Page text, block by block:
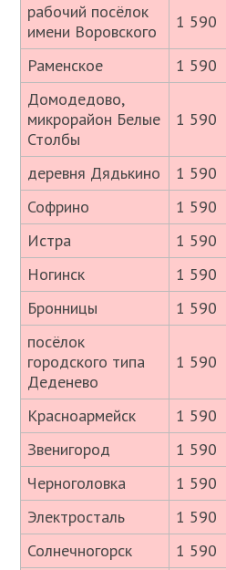
рабочий посёлок
имени Воровского
1 590
Раменское 1 590
Домодедово,
микрорайон Белые
Столбы
1 590
деревня Дядькино 1 590
Софрино
1 590
Истра
1 590
Ногинск
1 590
Бронницы
1 590
посёлок
городского типа
Деденево
1 590
Красноармейск 1 590
Звенигород
1 590
Черноголовка
1 590
Электросталь
1 590
Солнечногорск
1 590